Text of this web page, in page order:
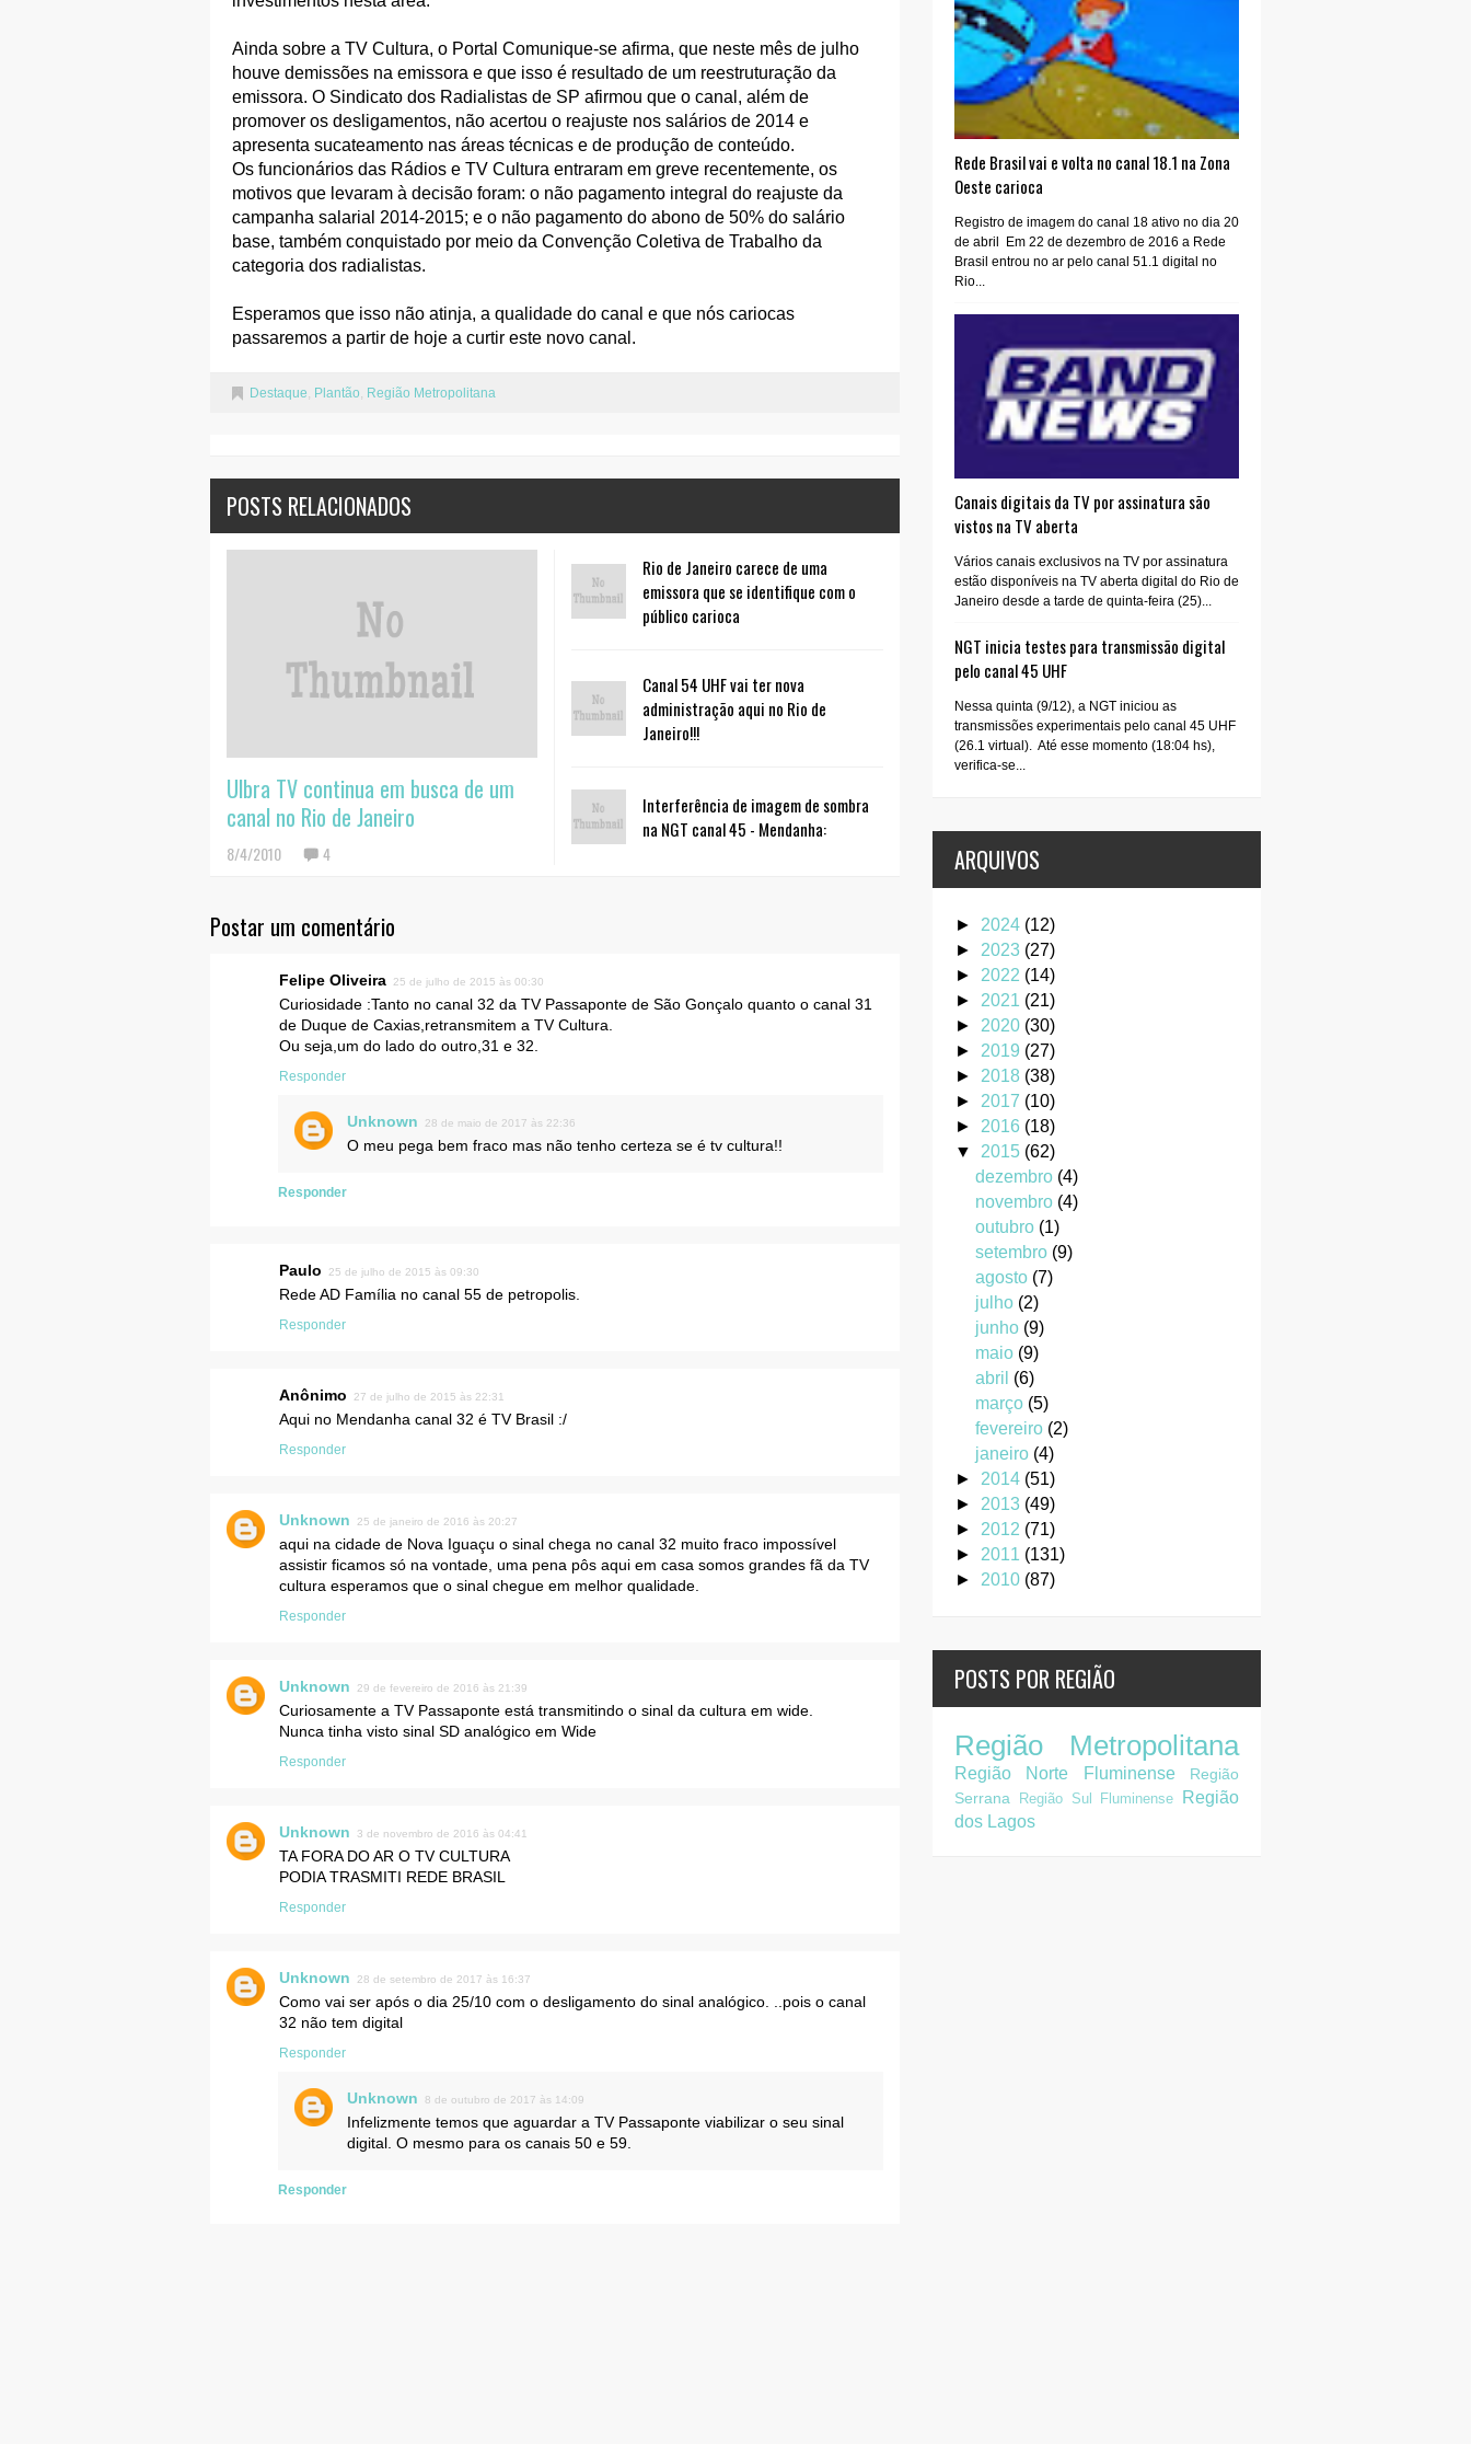
Ainda sobre a TV Cultura, o Portal Comunique-se afirma, que neste mês de julho
houve demissões na emissora e que isso é resultado de um reestruturação da
emissora. O Sindicato dos Radialistas de SP afirmou que o canal, além de
promover os desligamentos, não acertou o reajuste nos salários de 2014 e
apresenta sucateamento nas áreas técnicas e de produção de conteúdo.
Os funcionários das Rádios e TV Cultura entraram em greve recentemente, os
motivos que levaram à decisão foram: o não pagamento integral do reajuste da
campanha salarial 2014-2015; e o não pagamento do abono de 50% do salário
base, também conquistado por meio da Convenção Coletiva de Trabalho da
categoria dos radialistas.
Esperamos que isso não atinja, a qualidade do canal e que nós cariocas
passaremos a partir de hoje a curtir este novo canal.
Destaque Plantão Região Metropolitana
POSTS RELACIONADOS
Ulbra TV continua em busca de um
canal no Rio de Janeiro
8/4/2010 4
Rio de Janeiro carece de uma
emissora que se identifique com o
público carioca
Canal 54 UHF vai ter nova
administração aqui no Rio de
Janeiro!!!
Interferência de imagem de sombra
na NGT canal 45 - Mendanha:
Postar um comentário
Felipe Oliveira 25 de julho de 2015 às 00:30
Curiosidade :Tanto no canal 32 da TV Passaponte de São Gonçalo quanto o canal 31
de Duque de Caxias,retransmitem a TV Cultura.
Ou seja,um do lado do outro,31 e 32.
Responder
Unknown 28 de maio de 2017 às 22:36
O meu pega bem fraco mas não tenho certeza se é tv cultura!!
Responder
Paulo 25 de julho de 2015 às 09:30
Rede AD Família no canal 55 de petropolis.
Responder
Anônimo 27 de julho de 2015 às 22:31
Aqui no Mendanha canal 32 é TV Brasil :/
Responder
Unknown 25 de janeiro de 2016 às 20:27
aqui na cidade de Nova Iguaçu o sinal chega no canal 32 muito fraco impossível
assistir ficamos só na vontade, uma pena pôs aqui em casa somos grandes fã da TV
cultura esperamos que o sinal chegue em melhor qualidade.
Responder
Unknown 29 de fevereiro de 2016 às 21:39
Curiosamente a TV Passaponte está transmitindo o sinal da cultura em wide.
Nunca tinha visto sinal SD analógico em Wide
Responder
Unknown 3 de novembro de 2016 às 04:41
TA FORA DO AR O TV CULTURA
PODIA TRASMITI REDE BRASIL
Responder
Unknown 28 de setembro de 2017 às 16:37
Como vai ser após o dia 25/10 com o desligamento do sinal analógico. ..pois o canal
32 não tem digital
Responder
Unknown 8 de outubro de 2017 às 14:09
Infelizmente temos que aguardar a TV Passaponte viabilizar o seu sinal
digital. O mesmo para os canais 50 e 59.
Responder
Rede Brasil vai e volta no canal 18.1 na Zona
Oeste carioca
Registro de imagem do canal 18 ativo no dia 20
de abril Em 22 de dezembro de 2016 a Rede
Brasil entrou no ar pelo canal 51.1 digital no
Rio...
Canais digitais da TV por assinatura são
vistos na TV aberta
Vários canais exclusivos na TV por assinatura
estão disponíveis na TV aberta digital do Rio de
Janeiro desde a tarde de quinta-feira (25)...
NGT inicia testes para transmissão digital
pelo canal 45 UHF
Nessa quinta (9/12), a NGT iniciou as
transmissões experimentais pelo canal 45 UHF
(26.1 virtual). Até esse momento (18:04 hs),
verifica-se...
ARQUIVOS
► 2024 (12)
► 2023 (27)
► 2022 (14)
► 2021 (21)
► 2020 (30)
► 2019 (27)
► 2018 (38)
► 2017 (10)
► 2016 (18)
▼ 2015 (62)
dezembro (4)
novembro (4)
outubro (1)
setembro (9)
agosto (7)
julho (2)
junho (9)
maio (9)
abril (6)
março (5)
fevereiro (2)
janeiro (4)
► 2014 (51)
► 2013 (49)
► 2012 (71)
► 2011 (131)
► 2010 (87)
POSTS POR REGIÃO
Região Metropolitana
Região Norte Fluminense
Região
Serrana
Região Sul Fluminense
Região
dos Lagos